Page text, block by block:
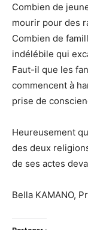
Combien de
mourir pour des
Combien de
indélébile qui
Faut-il que les
commencent à
prise de
Heureusement
des deux
de ses actes
Bella KAMANO,